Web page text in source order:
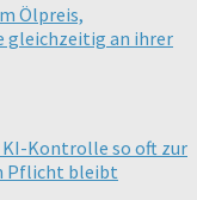
Ölpreis,
gleichzeitig an ihrer